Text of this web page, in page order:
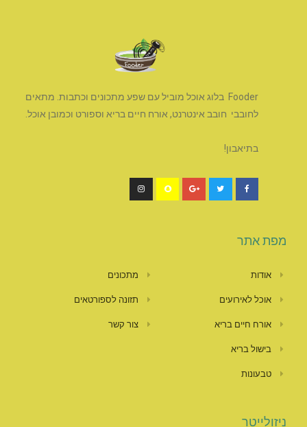
Fooder בלוג אוכל מוביל עם שפע מתכונים וכתבות. מתאים
לחובבי חובב אינטרנט, אורח חיים בריא וספורט וכמובן אוכל.
בתיאבון!
מפת אתר
אודות
אוכל לאירועים
אורח חיים בריא
בישול בריא
טבעונות
מתכונים
תזונה לספורטאים
צור קשר
ניזולייטר